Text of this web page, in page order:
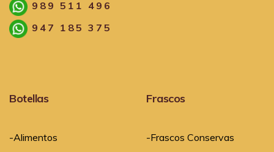
989 511 496
947 185 375
Botellas
-Alimentos
Frascos
-Frascos Conservas